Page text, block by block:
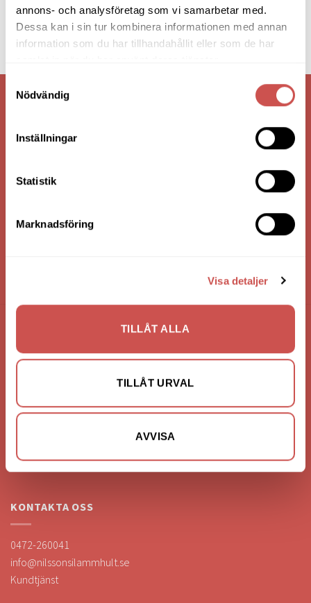
annons- och analysföretag som vi samarbetar med.
Dessa kan i sin tur kombinera informationen med annan
information som du har tillhandahållit eller som de har
Nödvändig
Inställningar
Statistik
Marknadsföring
Visa detaljer
TILLÅT ALLA
TILLÅT URVAL
AVVISA
VI ÄR: TRYGGHET - SERVICE - KVALITET
FÖRETAGSUPPGIFTER
363 44 Lammhult
Bankgiro: 275-4836
KONTAKTA OSS
0472-260041
info@nilssonsilammhult.se
Kundtjänst